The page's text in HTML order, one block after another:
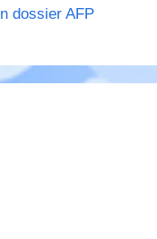
dossier AFP